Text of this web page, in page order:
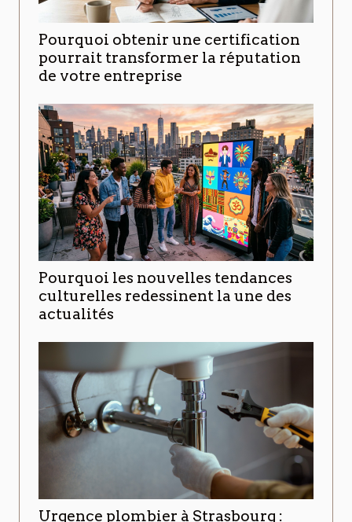
Pourquoi obtenir une certification
pourrait transformer la réputation
de votre entreprise
Pourquoi les nouvelles tendances
culturelles redessinent la une des
actualités
Urgence plombier à Strasbourg :